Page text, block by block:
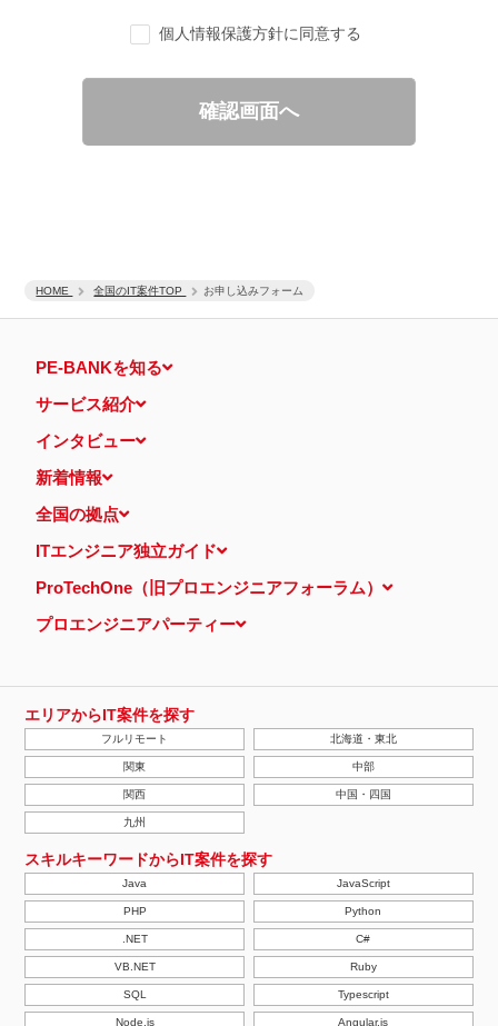
HOME 全国のIT案件TOP お申し込みフォーム
サービスに関するご意見、お問い合わせへの回答
ご要望の分析、各種統計データの算出と分析
当社運営のウェブサイト訪問前にクリックされている広告の情
報（クリック日や広告掲載サイトなど）を取得のうえ、情報と
照合して広告効果を測定
個人情報の第三者提供について
的の通知・開示・内容の訂正・追加または削除・利用の停止・消去
認定個人情報保護団体の名称および、苦情の解決の申出先
一般社団法人日本個人情報管理協会（JAPiCO）
相談・苦情受付窓口
ル泉岳寺前
本人が容易に認識できない方法による個人情報の取得
当ウェブサイトでは、広告配信事業者が提供するプログラムを利用
し、特定のサイトにおいて行動ターゲティング広告（サイト閲覧情
報などをもとにユーザーの興味・関心にあわせて広告を配信する広
告手法）を行っております。 その際、ユーザーのサイト訪問履歴
情報を採取するためCookieを使用しています（ただし、個人を特
定・識別できるような情報は一切含まれておりません）。
正、その他個人情報の安全管理のために必要かつ適切な措置を講じ
ます。
当社の個人情報の取扱いに関する苦情、相談等の問合せ先
株式会社ＰＥ－ＢＡＮＫ 個人情報相談窓口
FAX：03-3446-4180
Email：privacy@mcea.co.jp
【2019年10月7日 改訂】
個人情報保護方針に同意する
確認画面へ
PE-BANKを知る
サービス紹介
インタビュー
新着情報
全国の拠点
ITエンジニア独立ガイド
ProTechOne（旧プロエンジニアフォーラム）
プロエンジニアパーティー
エリアからIT案件を探す
フルリモート 北海道・東北
関東 中部
関西 中国・四国
九州
スキルキーワードからIT案件を探す
Java JavaScript
PHP Python
.NET C#
VB.NET Ruby
SQL Typescript
Node.js Angular.js